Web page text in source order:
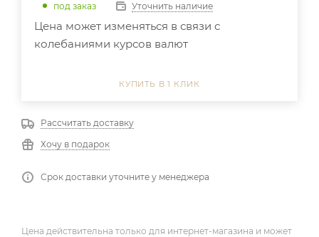
под заказ Уточнить наличие
Цена может изменяться в связи с
колебаниями курсов валют
КУПИТЬ В 1 КЛИК
Рассчитать доставку
Хочу в подарок
Срок доставки уточните у менеджера
Цена действительна только для интернет-магазина и может